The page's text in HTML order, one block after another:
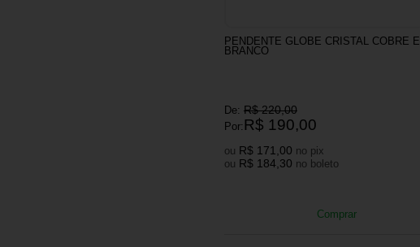
PENDENTE GLOBE CRISTAL COBRE E
BRANCO
De: R$ 220,00
Por: R$ 190,00
ou R$ 171,00
no pix
ou R$ 184,30 no boleto
Comprar